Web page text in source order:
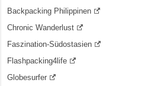
Backpacking Philippinen
Chronic Wanderlust
Faszination-Südostasien
Flashpacking4life
Globesurfer